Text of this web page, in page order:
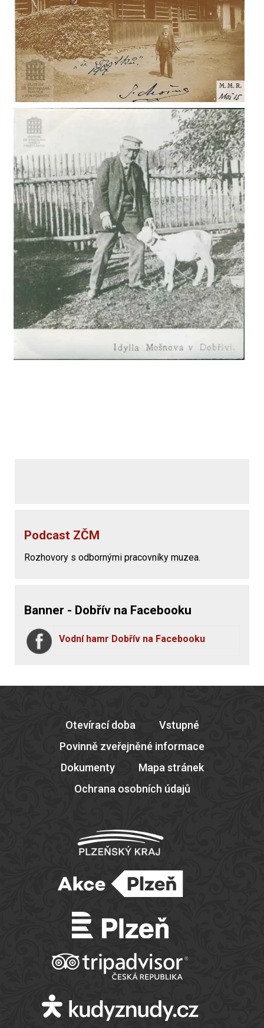
Podcast ZČM
Rozhovory s odbornými pracovníky muzea.
Banner - Dobřív na Facebooku
Vodní hamr Dobřív na Facebooku
Otevírací doba
Vstupné
Povinně zveřejněné informace
Dokumenty
Mapa stránek
Ochrana osobních údajů